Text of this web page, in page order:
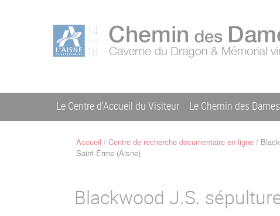
Menu
du
compte
l'utilisateur
C
h
e
n
d
e
Navigation
principale
Le Centre d'Accueil du Visiteur Le Chemin des Dames
Fil
Accueil Centre de recherche documentaire en ligne
Saint-Erme (Aisne)
Blackwood J.S.